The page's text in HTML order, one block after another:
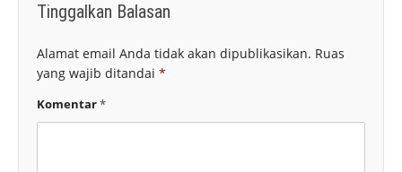
Tinggalkan Balasan
Alamat email Anda tidak akan dipublikasikan. Ruas
yang wajib ditandai *
Komentar*